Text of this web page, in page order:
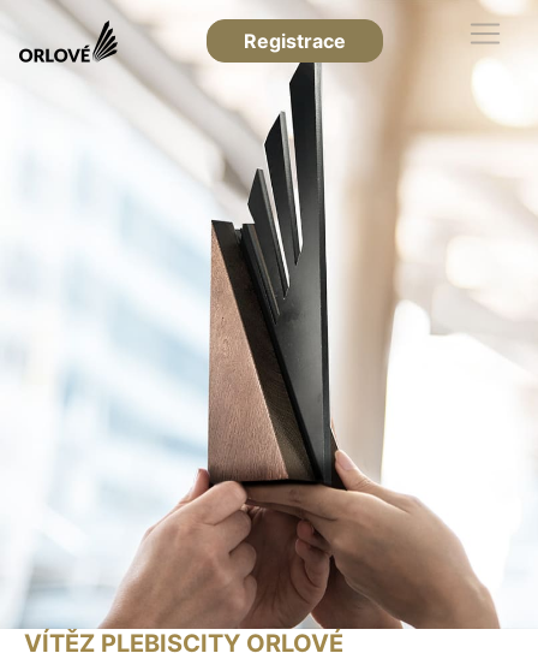
Registrace
VÍTĚZ PLEBISCITY ORLOVÉ